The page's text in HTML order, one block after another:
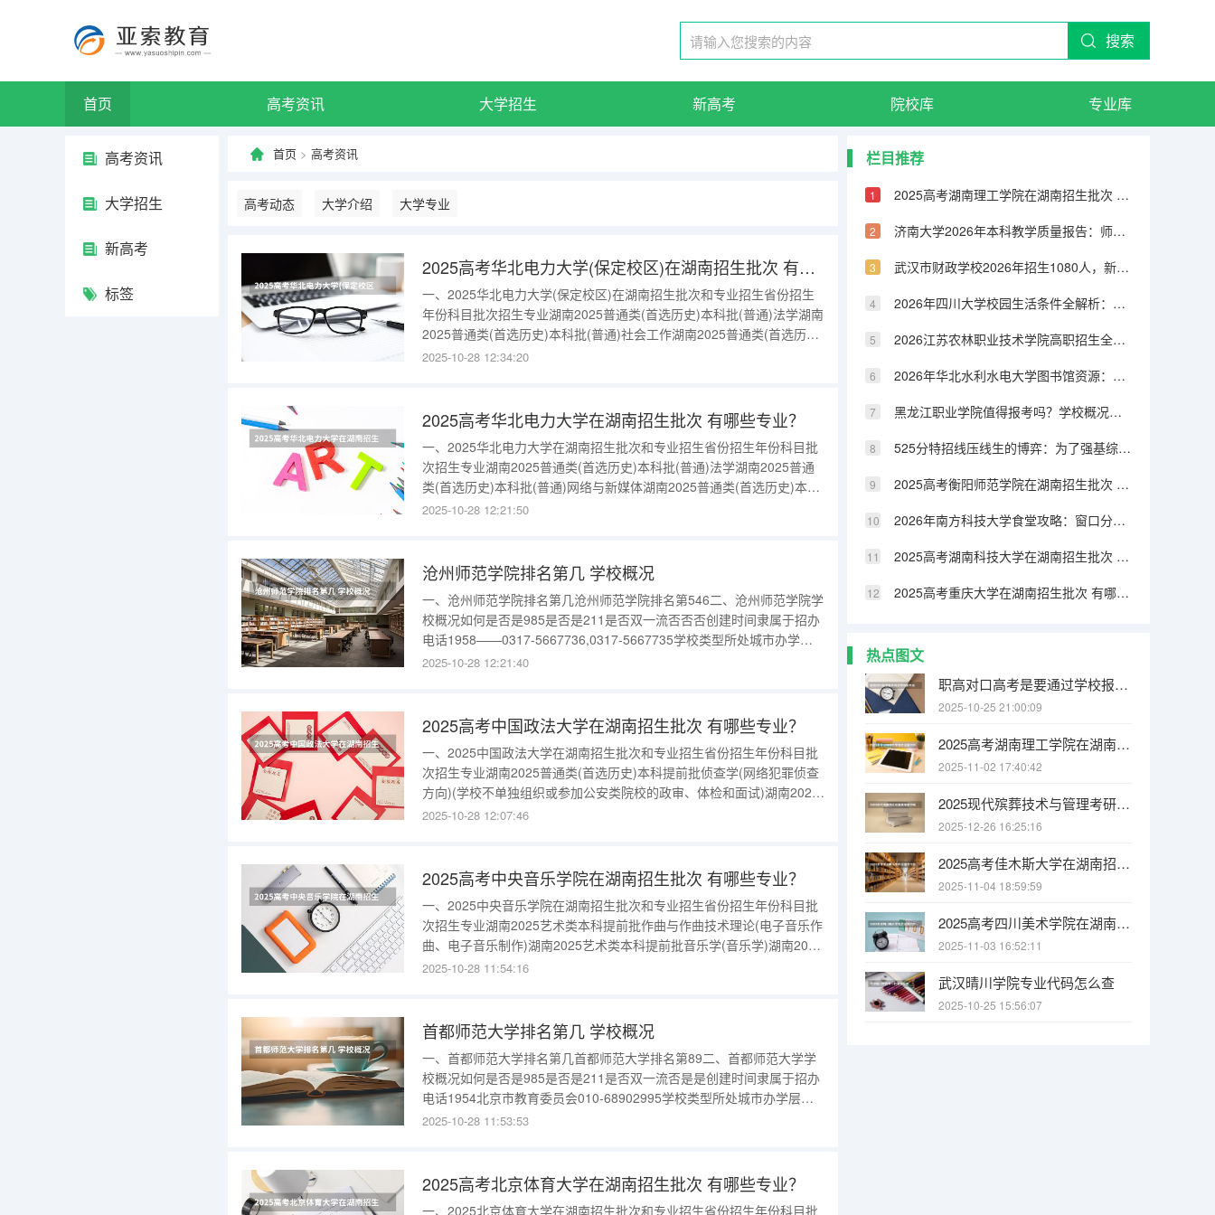
搜索
首页 高考资讯 大学招生 新高考 院校库 专业库
高考资讯
大学招生
新高考
标签
首页 > 高考资讯
高考动态 大学介绍 大学专业
2025高考华北电力大学(保定校区)在湖南招生批次 有哪些专业？
一、2025华北电力大学(保定校区)在湖南招生批次和专业招生省份招生
年份科目批次招生专业湖南2025普通类(首选历史)本科批(普通)法学湖南
2025普通类(首选历史)本科批(普通)社会工作湖南2025普通类(首选历史)
本科批(普通)行政管理湖南2025普通类(首选历史)本科批(普通)外国语言
2025-10-28 12:34:20
2025高考华北电力大学在湖南招生批次 有哪些专业？
一、2025华北电力大学在湖南招生批次和专业招生省份招生年份科目批
次招生专业湖南2025普通类(首选历史)本科批(普通)法学湖南2025普通
类(首选历史)本科批(普通)网络与新媒体湖南2025普通类(首选历史)本科
批(普通)行政管理湖南2025普通类(首选历史)本科批(普通)英语(能源电力
2025-10-28 12:21:50
沧州师范学院排名第几 学校概况
一、沧州师范学院排名第几沧州师范学院排名第546二、沧州师范学院学
校概况如何是否是985是否是211是否双一流否否否创建时间隶属于招办
电话1958——0317-5667736,0317-5667735学校类型所处城市办学层
次--河北本科更多数据请进入：{$cate_url}三、沧州师范学院学校简介沧
2025-10-28 12:21:40
2025高考中国政法大学在湖南招生批次 有哪些专业？
一、2025中国政法大学在湖南招生批次和专业招生省份招生年份科目批
次招生专业湖南2025普通类(首选历史)本科提前批侦查学(网络犯罪侦查
方向)(学校不单独组织或参加公安类院校的政审、体检和面试)湖南2025
普通类(首选历史)本科批(特殊类型)法学(高校专项计划)湖南2025普通类
2025-10-28 12:07:46
2025高考中央音乐学院在湖南招生批次 有哪些专业？
一、2025中央音乐学院在湖南招生批次和专业招生省份招生年份科目批
次招生专业湖南2025艺术类本科提前批作曲与作曲技术理论(电子音乐作
曲、电子音乐制作)湖南2025艺术类本科提前批音乐学(音乐学)湖南2025
艺术类本科提前批音乐学(音教)湖南2025艺术类本科提前批音乐表演(声
2025-10-28 11:54:16
首都师范大学排名第几 学校概况
一、首都师范大学排名第几首都师范大学排名第89二、首都师范大学学
校概况如何是否是985是否是211是否双一流否是是创建时间隶属于招办
电话1954北京市教育委员会010-68902995学校类型所处城市办学层次
师范北京本科更多数据请进入：{$cate_url}三、首都师范大学学校简介
2025-10-28 11:53:53
2025高考北京体育大学在湖南招生批次 有哪些专业？
一、2025北京体育大学在湖南招生批次和专业招生省份招生年份科目批
栏目推荐
2025高考湖南理工学院在湖南招生批次 有哪些专业？
济南大学2026年本科教学质量报告：师生比、课程满意度与毕业率
武汉市财政学校2026年招生1080人，新增人工智能技术与应用、无人机3+2专业
2026年四川大学校园生活条件全解析：宿舍、食堂、交通与周边配套
2026江苏农林职业技术学院高职招生全知道：分数线、费用、就业方向
2026年华北水利水电大学图书馆资源：馆藏量、开放时间与研究支持
黑龙江职业学院值得报考吗？学校概况、实训设施与录取线分析
525分特招线压线生的博弈：为了强基综评牺牲专业值不值
2025高考衡阳师范学院在湖南招生批次 有哪些专业？
2026年南方科技大学食堂攻略：窗口分布、特色菜品与营养搭配
2025高考湖南科技大学在湖南招生批次 有哪些专业？
2025高考重庆大学在湖南招生批次 有哪些专业？
热点图文
职高对口高考是要通过学校报名吗
2025-10-25 21:00:09
2025高考湖南理工学院在湖南招生批次 有哪些专业？
2025-11-02 17:40:42
2025现代殡葬技术与管理考研方向有哪些（2026参考）
2025-12-26 16:25:16
2025高考佳木斯大学在湖南招生批次 有哪些专业？
2025-11-04 18:59:59
2025高考四川美术学院在湖南招生批次 有哪些专业？
2025-11-03 16:52:11
武汉晴川学院专业代码怎么查
2025-10-25 15:56:07